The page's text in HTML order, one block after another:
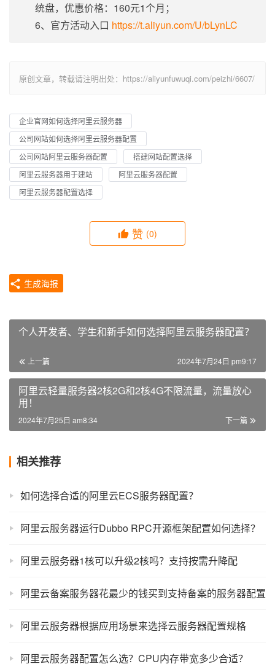
统盘，优惠价格：160元1个月；
6、官方活动入口 https://t.aliyun.com/U/bLynLC
原创文章，转载请注明出处：https://aliyunfuwuqi.com/peizhi/6607/
企业官网如何选择阿里云服务器
公司网站如何选择阿里云服务器配置
公司网站阿里云服务器配置
搭建网站配置选择
阿里云服务器用于建站
阿里云服务器配置
阿里云服务器配置选择
赞 (0)
生成海报
个人开发者、学生和新手如何选择阿里云服务器配置？
上一篇 2024年7月24日 pm9:17
阿里云轻量服务器2核2G和2核4G不限流量，流量放心
用！
下一篇
2024年7月25日 am8:34
相关推荐
如何选择合适的阿里云ECS服务器配置？
阿里云服务器运行Dubbo RPC开源框架配置如何选择？
阿里云服务器1核可以升级2核吗？支持按需升降配
阿里云备案服务器花最少的钱买到支持备案的服务器配置
阿里云服务器根据应用场景来选择云服务器配置规格
阿里云服务器配置怎么选？CPU内存带宽多少合适？